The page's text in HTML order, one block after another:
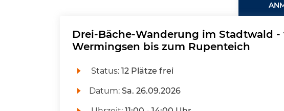
Drei-Bäche-Wanderung im Stadtwald -
Wermingsen bis zum Rupenteich
Status: 12 Plätze frei
Datum: Sa. 26.09.2026